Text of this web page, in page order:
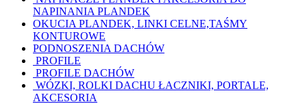
NAPINANIA PLANDEK
OKUCIA PLANDEK, LINKI CELNE,TAŚMY
KONTUROWE
PODNOSZENIA DACHÓW
PROFILE
PROFILE DACHÓW
WÓZKI, ROLKI DACHU ŁACZNIKI, PORTALE,
AKCESORIA